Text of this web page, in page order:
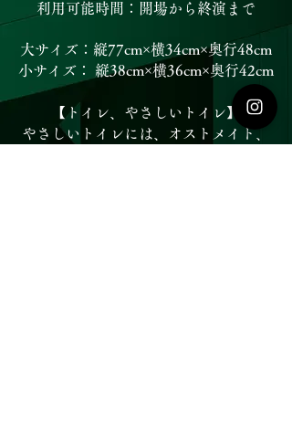
利用可能時間：開場から終演まで
大サイズ：縦77cm×横34cm×奥行48cm
小サイズ： 縦38cm×横36cm×奥行42cm
【トイレ、やさしいトイレ】
やさしいトイレには、オストメイト、